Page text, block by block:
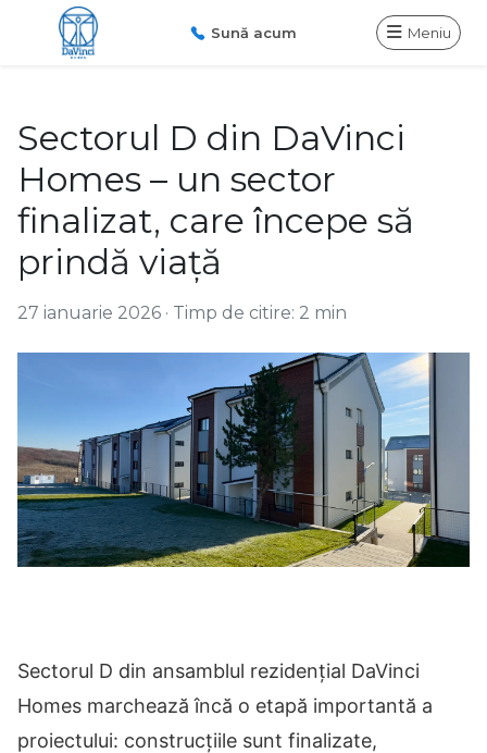
Sună acum Meniu
Sectorul D din DaVinci
Homes – un sector
finalizat, care începe să
prindă viață
27 ianuarie 2026 · Timp de citire: 2 min
Sectorul D din ansamblul rezidențial DaVinci
Homes marchează încă o etapă importantă a
proiectului: construcțiile sunt finalizate,